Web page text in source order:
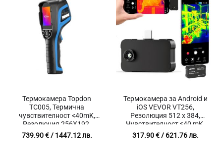
Термокамера Topdon
TC005, Термична
чувствителност <40mK,
Резолюция 256X192,
Температурен диапазон
-20℃ до 550℃
739.90€/ 1447.12 лв.
Термокамера за Android и
iOS VEVOR VT256,
Резолюция 512 х 384,
Чувствителност ≤40 mK,
Честота на опресняване
25 Hz за откиране на
317.90€/ 621.76 лв.